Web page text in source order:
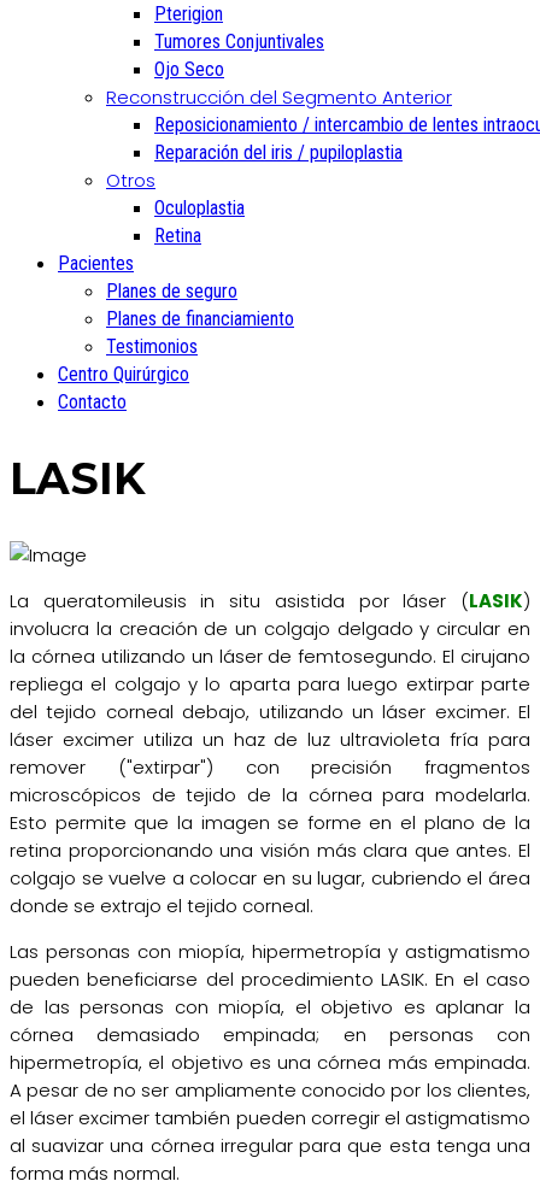
Pterigion
Tumores Conjuntivales
Ojo Seco
Reconstrucción del Segmento Anterior
Reposicionamiento / intercambio de lentes
Reparación del iris / pupiloplastia
Otros
Oculoplastia
Retina
Pacientes
Planes de seguro
Planes de financiamiento
Testimonios
Centro Quirúrgico
Contacto
LASIK
La queratomileusis in situ asistida por láser (LASIK)
involucra la creación de un colgajo delgado y circular en
la córnea utilizando un láser de femtosegundo. El cirujano
repliega el colgajo y lo aparta para luego extirpar parte
del tejido corneal debajo, utilizando un láser excimer. El
láser excimer utiliza un haz de luz ultravioleta fría para
remover ("extirpar") con precisión fragmentos
microscópicos de tejido de la córnea para modelarla.
Esto permite que la imagen se forme en el plano de la
retina proporcionando una visión más clara que antes. El
colgajo se vuelve a colocar en su lugar, cubriendo el área
donde se extrajo el tejido corneal.
Las personas con miopía, hipermetropía y astigmatismo
pueden beneficiarse del procedimiento LASIK. En el caso
de las personas con miopía, el objetivo es aplanar la
córnea demasiado empinada; en personas con
hipermetropía, el objetivo es una córnea más empinada.
A pesar de no ser ampliamente conocido por los clientes,
el láser excimer también pueden corregir el astigmatismo
al suavizar una córnea irregular para que esta tenga una
forma más normal.